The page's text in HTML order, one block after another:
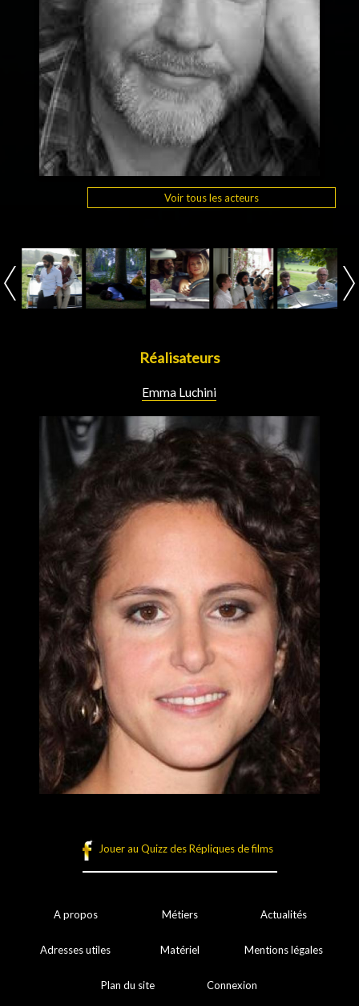
Voir tous les acteurs
Réalisateurs
Emma Luchini
Jouer au Quizz des Répliques de films
A propos Métiers Actualités
Adresses utiles Matériel Mentions légales
Plan du site Connexion